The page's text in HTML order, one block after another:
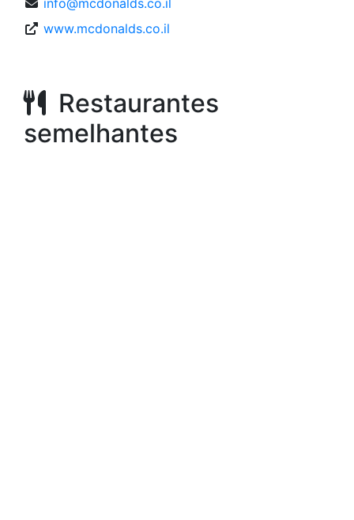
info@mcdonalds.co.il
www.mcdonalds.co.il
Restaurantes
semelhantes